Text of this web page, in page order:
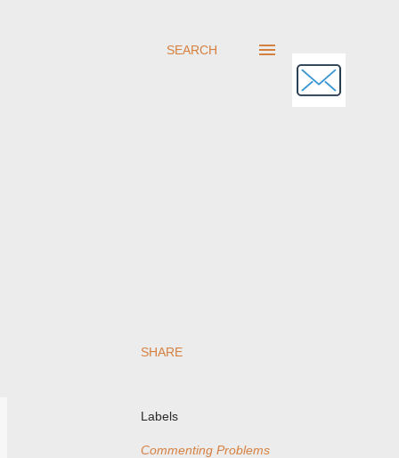
SEARCH
SHARE
Labels
Commenting Problems